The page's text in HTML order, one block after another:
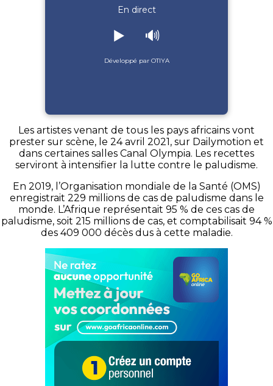
En direct
▶️ 🔊
Développé par OTIYA
Les artistes venant de tous les pays africains vont
prester sur scène, le 24 avril 2021, sur Dailymotion et
dans certaines salles Canal Olympia. Les recettes
serviront à intensifier la lutte contre le paludisme.
En 2019, l’Organisation mondiale de la Santé (OMS)
enregistrait 229 millions de cas de paludisme dans le
monde. L’Afrique représentait 95 % de ces cas de
paludisme, soit 215 millions de cas, et comptabilisait 94 %
des 409 000 décès dus à cette maladie.